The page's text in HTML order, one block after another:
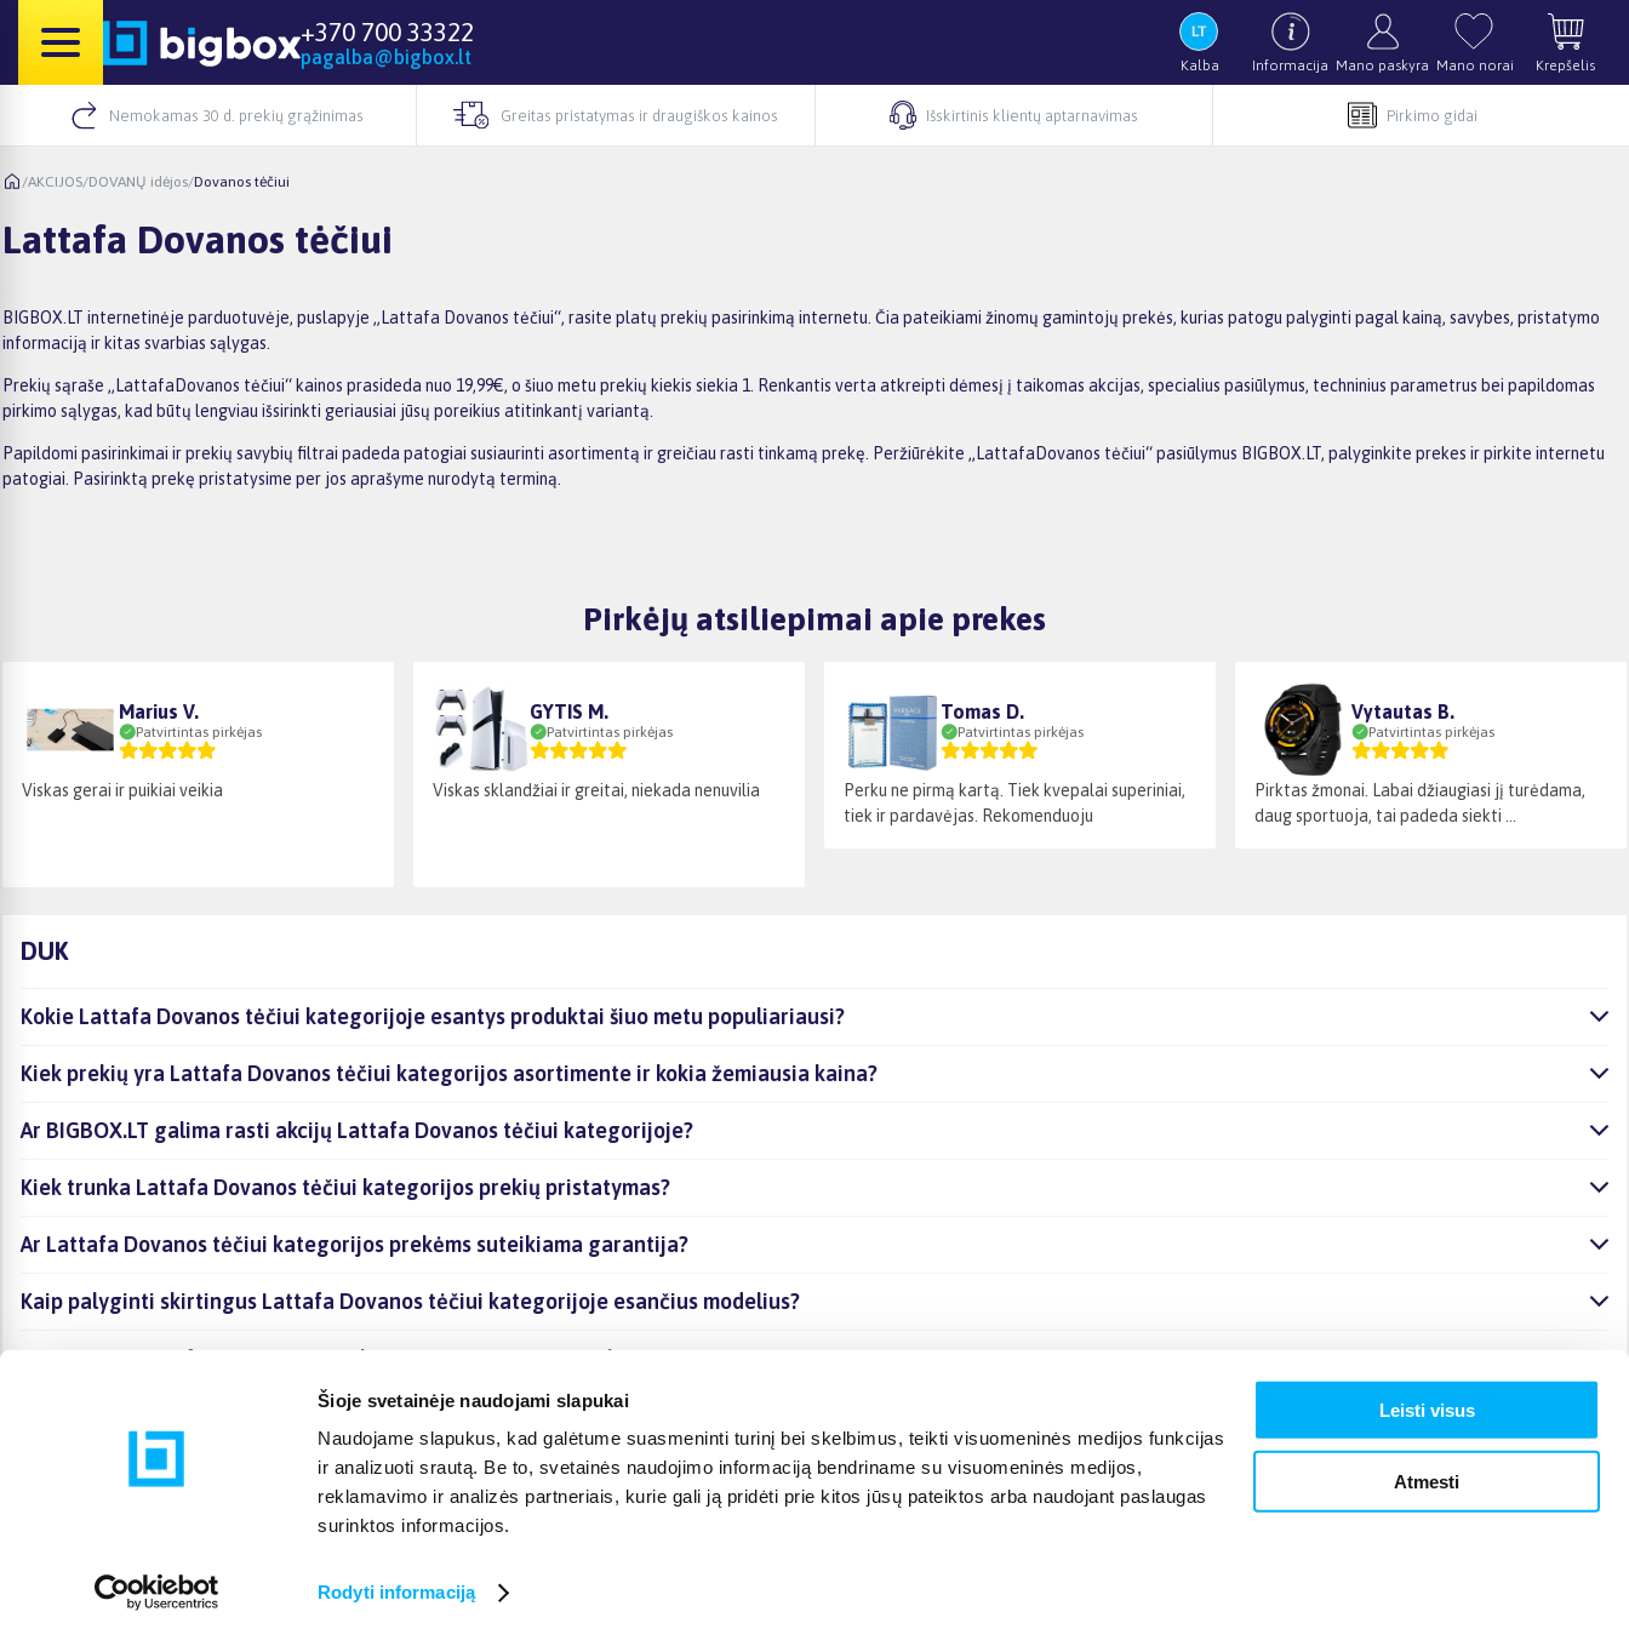
Šioje svetainėje naudojami slapukai
Naudojame slapukus, kad galėtume suasmeninti turinį bei skelbimus, teikti visuomeninės medijos funkcijas
ir analizuoti srautą. Be to, svetainės naudojimo informaciją bendriname su visuomeninės medijos,
reklamavimo ir analizės partneriais, kurie gali ją pridėti prie kitos jūsų pateiktos arba naudojant paslaugas
surinktos informacijos.
Rodyti informaciją
Leisti visus
Atmesti
+370 700 33322
pagalba@bigbox.lt Kalba Informacija Mano paskyra Mano norai Krepšelis
Nemokamas 30 d. prekių grąžinimas Greitas pristatymas ir draugiškos kainos Išskirtinis klientų aptarnavimas Pirkimo gidai
/AKCIJOS/DOVANŲ idėjos/Dovanos tėčiui
Lattafa Dovanos tėčiui
BIGBOX.LT internetinėje parduotuvėje, puslapyje „Lattafa Dovanos tėčiui“, rasite platų prekių pasirinkimą internetu. Čia pateikiami žinomų gamintojų prekės, kurias patogu palyginti pagal kainą, savybes, pristatymo
informaciją ir kitas svarbias sąlygas.
Prekių sąraše „LattafaDovanos tėčiui“ kainos prasideda nuo 19,99€, o šiuo metu prekių kiekis siekia 1. Renkantis verta atkreipti dėmesį į taikomas akcijas, specialius pasiūlymus, techninius parametrus bei papildomas
pirkimo sąlygas, kad būtų lengviau išsirinkti geriausiai jūsų poreikius atitinkantį variantą.
Papildomi pasirinkimai ir prekių savybių filtrai padeda patogiai susiaurinti asortimentą ir greičiau rasti tinkamą prekę. Peržiūrėkite „LattafaDovanos tėčiui“ pasiūlymus BIGBOX.LT, palyginkite prekes ir pirkite internetu
patogiai. Pasirinktą prekę pristatysime per jos aprašyme nurodytą terminą.
Pirkėjų atsiliepimai apie prekes
Marius V.
Patvirtintas pirkėjas
Viskas gerai ir puikiai veikia
GYTIS M.
Patvirtintas pirkėjas
Viskas sklandžiai ir greitai, niekada nenuvilia
Tomas D.
Patvirtintas pirkėjas
Perku ne pirmą kartą. Tiek kvepalai superiniai,
tiek ir pardavėjas. Rekomenduoju
Vytautas B.
Patvirtintas pirkėjas
Pirktas žmonai. Labai džiaugiasi jį turėdama,
daug sportuoja, tai padeda siekti ...
DUK
Kokie Lattafa Dovanos tėčiui kategorijoje esantys produktai šiuo metu populiariausi?
Kiek prekių yra Lattafa Dovanos tėčiui kategorijos asortimente ir kokia žemiausia kaina?
Ar BIGBOX.LT galima rasti akcijų Lattafa Dovanos tėčiui kategorijoje?
Kiek trunka Lattafa Dovanos tėčiui kategorijos prekių pristatymas?
Ar Lattafa Dovanos tėčiui kategorijos prekėms suteikiama garantija?
Kaip palyginti skirtingus Lattafa Dovanos tėčiui kategorijoje esančius modelius?
Kaip įsigyti Lattafa Dovanos tėčiui kategorijoje esančias prekes internetu?